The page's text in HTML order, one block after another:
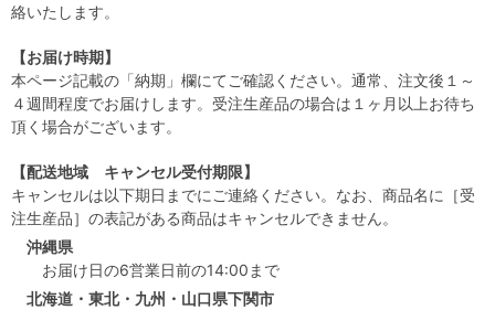
絡いたします。
【お届け時期】
本ページ記載の「納期」欄にてご確認ください。通常、注文後１～
４週間程度でお届けします。受注生産品の場合は１ヶ月以上お待ち
頂く場合がございます。
【配送地域 キャンセル受付期限】
キャンセルは以下期日までにご連絡ください。なお、商品名に［受
注生産品］の表記がある商品はキャンセルできません。
沖縄県
お届け日の6営業日前の14:00まで
北海道・東北・九州・山口県下関市